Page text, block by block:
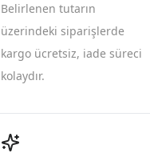
Belirlenen tutarın
üzerindeki siparişlerde
kargo ücretsiz, iade süreci
kolaydır.